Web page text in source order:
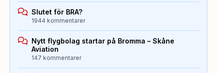
Slutet för BRA?
1944 kommentarer
Nytt flygbolag startar på Bromma – Skåne
Aviation
147 kommentarer